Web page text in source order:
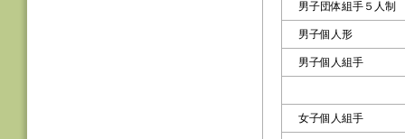
男子団体組手５人制
男子個人形
男子個人組手
女子個人組手